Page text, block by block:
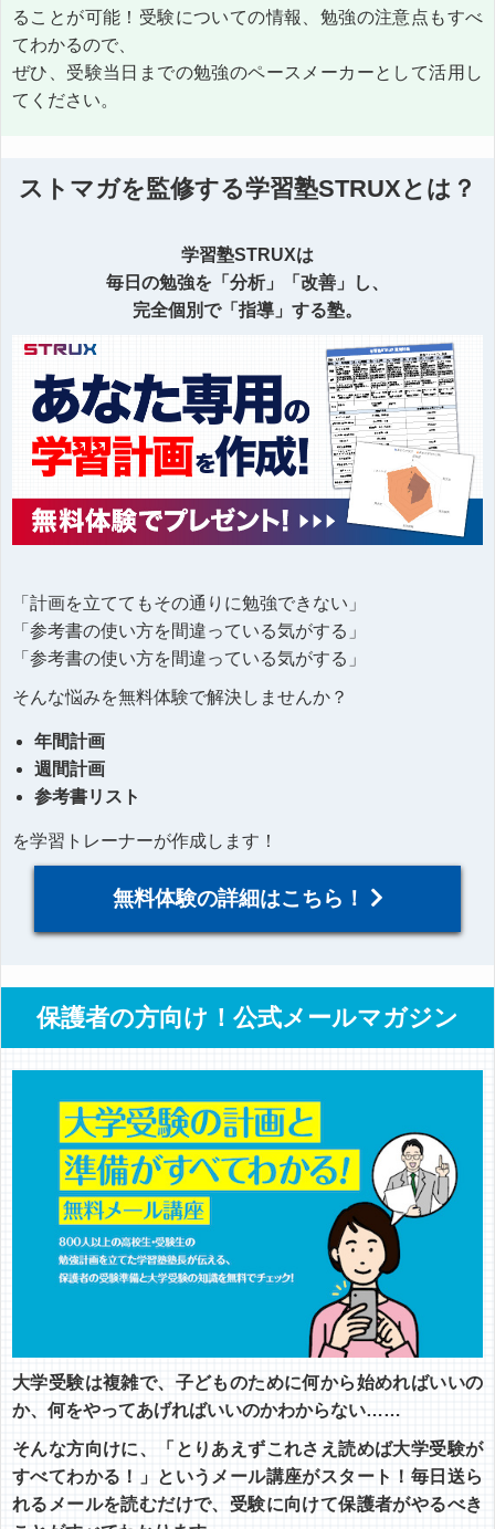
ることが可能！受験についての情報、勉強の注意点もすべ
てわかるので、
ぜひ、受験当日までの勉強のペースメーカーとして活用し
てください。
ストマガを監修する学習塾STRUXとは？
学習塾STRUXは
毎日の勉強を「分析」「改善」し、
完全個別で「指導」する塾。
「計画を立ててもその通りに勉強できない」
「参考書の使い方を間違っている気がする」
「参考書の使い方を間違っている気がする」
そんな悩みを無料体験で解決しませんか？
年間計画
週間計画
参考書リスト
を学習トレーナーが作成します！
無料体験の詳細はこちら！
保護者の方向け！公式メールマガジン
大学受験は複雑で、子どものために何から始めればいいの
か、何をやってあげればいいのかわからない……
そんな方向けに、「とりあえずこれさえ読めば大学受験が
すべてわかる！」というメール講座がスタート！毎日送ら
れるメールを読むだけで、受験に向けて保護者がやるべき